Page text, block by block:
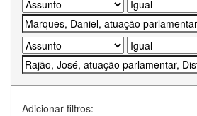
Adicionar filtros: